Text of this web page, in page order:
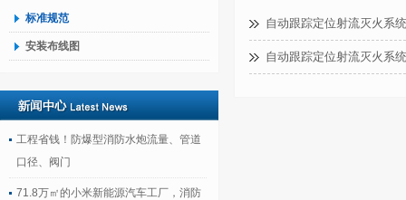
标准规范
安装布线图
工程省钱！防爆型消防水炮流量、管道
口径、阀门
71.8万㎡的小米新能源汽车工厂，消防
自动跟踪定位射流灭火系
自动跟踪定位射流灭火系